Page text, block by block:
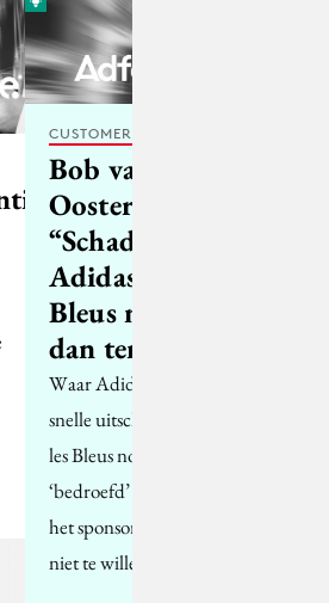
CUSTOMER EXPERIENCE
Bob van
Oosterhout:
“Schadeclaim
Adidas bij Les
Bleus meer
dan terecht”
Waar Adidas vlak na de
snelle uitschakeling van
les Bleus nog aangaf
‘bedroefd’ te zijn, maar
het sponsorschap nog
niet te willen…